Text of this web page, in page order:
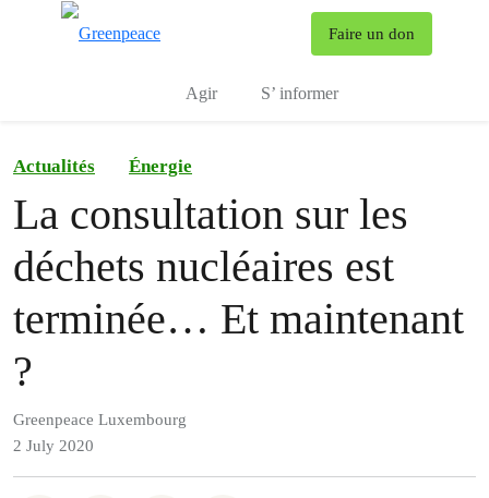
Faire un don
Agir S’ informer
Actualités Énergie
La consultation sur les
déchets nucléaires est
terminée… Et maintenant
?
Greenpeace Luxembourg
2 July 2020